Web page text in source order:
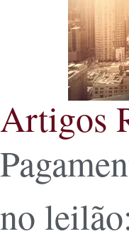
Artigos
no